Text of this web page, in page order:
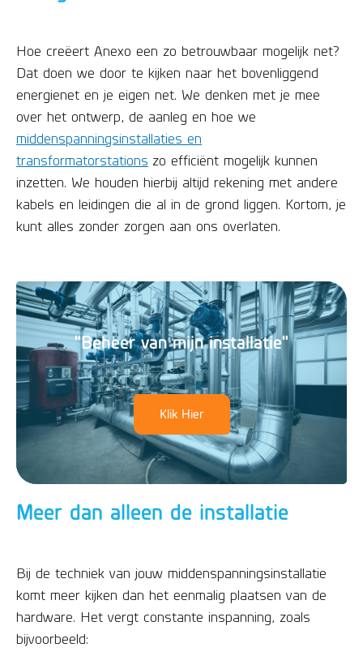
Hoe creëert Anexo een zo betrouwbaar mogelijk net?
Dat doen we door te kijken naar het bovenliggend
energienet en je eigen net. We denken met je mee
over het ontwerp, de aanleg en hoe we
middenspanningsinstallaties en
transformatorstations zo efficiënt mogelijk kunnen
inzetten. We houden hierbij altijd rekening met andere
kabels en leidingen die al in de grond liggen. Kortom, je
kunt alles zonder zorgen aan ons overlaten.
"Beheer van mijn installatie"
Klik Hier
Meer dan alleen de installatie
Bij de techniek van jouw middenspanningsinstallatie
komt meer kijken dan het eenmalig plaatsen van de
hardware. Het vergt constante inspanning, zoals
bijvoorbeeld: